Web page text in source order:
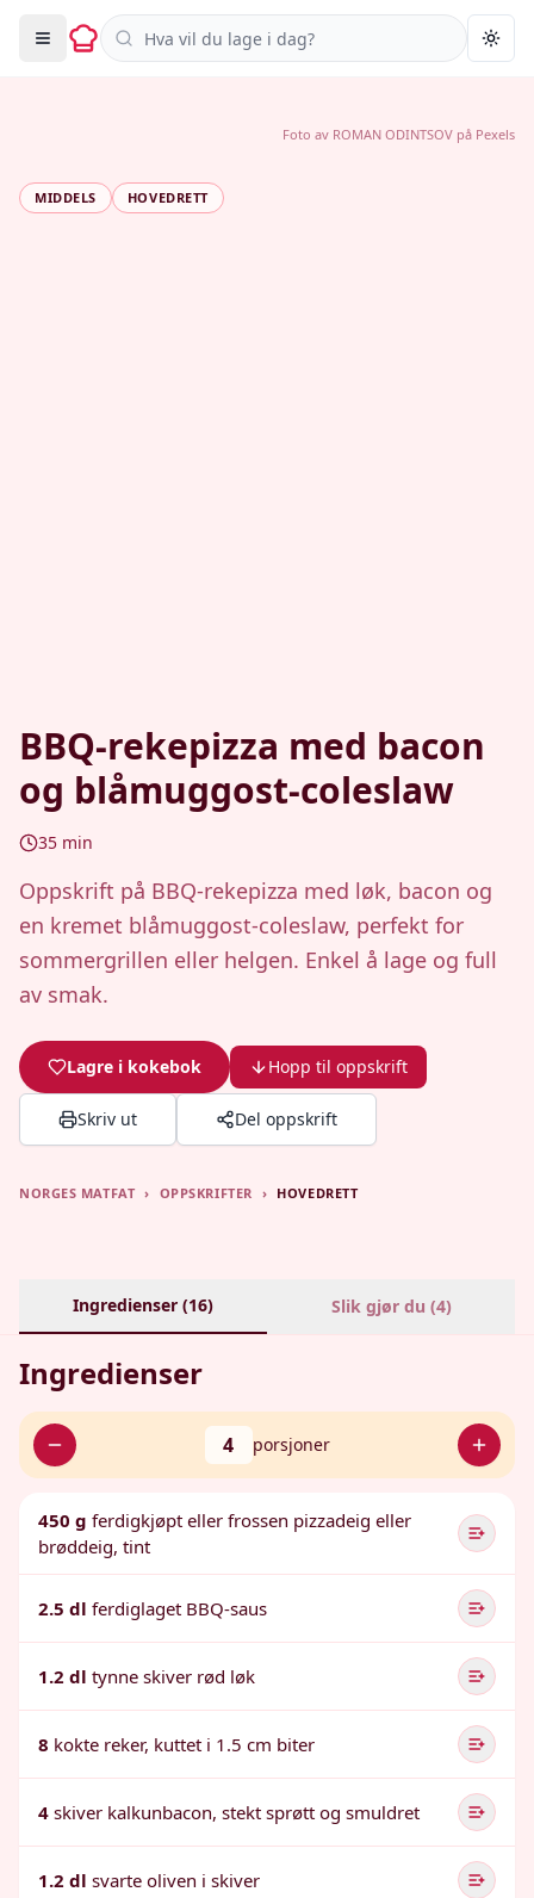
Søk i oppskrifter
MIDDELS HOVEDRETT
BBQ-rekepizza med bacon
og blåmuggost-coleslaw
35 min
Oppskrift på BBQ-rekepizza med løk, bacon og
en kremet blåmuggost-coleslaw, perfekt for
sommergrillen eller helgen. Enkel å lage og full
av smak.
Lagre i kokebok Hopp til oppskrift
Skriv ut Del oppskrift
Foto av ROMAN ODINTSOV på Pexels
NORGES MATFAT › OPPSKRIFTER › HOVEDRETT
Ingredienser (16) Slik gjør du (4)
Ingredienser
4 porsjoner
450 g ferdigkjøpt eller frossen pizzadeig eller
brøddeig, tint
2.5 dl ferdiglaget BBQ-saus
1.2 dl tynne skiver rød løk
8 kokte reker, kuttet i 1.5 cm biter
4 skiver kalkunbacon, stekt sprøtt og smuldret
1.2 dl svarte oliven i skiver